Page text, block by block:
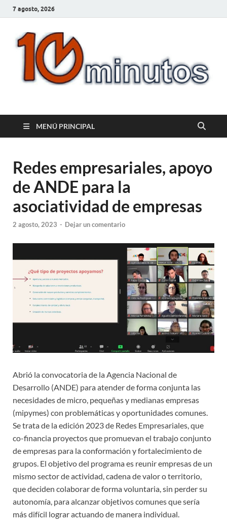
7 agosto, 2026
10minutos.com.uy
MENÚ PRINCIPAL
Redes empresariales, apoyo
de ANDE para la
asociatividad de empresas
2 agosto, 2023 - Dejar un comentario
Abrió la convocatoria de la Agencia Nacional de
Desarrollo (ANDE) para atender de forma conjunta las
necesidades de micro, pequeñas y medianas empresas
(mipymes) con problemáticas y oportunidades comunes.
Se trata de la edición 2023 de Redes Empresariales, que
co-financia proyectos que promuevan el trabajo conjunto
de empresas para la conformación y fortalecimiento de
grupos. El objetivo del programa es reunir empresas de un
mismo sector de actividad, cadena de valor o territorio,
que deciden colaborar de forma voluntaria, sin perder su
autonomía, para alcanzar objetivos comunes que sería
más difícil lograr actuando de manera individual.